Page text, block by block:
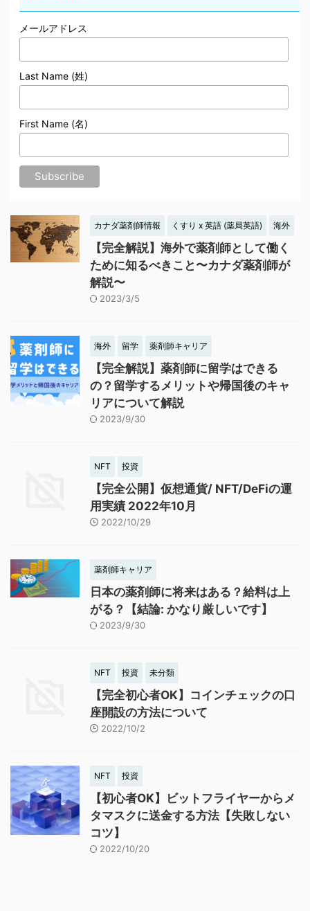
メールアドレス
Last Name (姓)
First Name (名)
カナダ薬剤師情報 くすり x 英語 (薬局英語) 海外
【完全解説】海外で薬剤師として働く
ために知るべきこと〜カナダ薬剤師が
解説〜
2023/3/5
海外 留学 薬剤師キャリア
【完全解説】薬剤師に留学はできる
の？留学するメリットや帰国後のキャ
リアについて解説
2023/9/30
NFT 投資
【完全公開】仮想通貨/ NFT/DeFiの運
用実績 2022年10月
2022/10/29
薬剤師キャリア
日本の薬剤師に将来はある？給料は上
がる？【結論: かなり厳しいです】
2023/9/30
NFT 投資 未分類
【完全初心者OK】コインチェックの口
座開設の方法について
2022/10/2
NFT 投資
【初心者OK】ビットフライヤーからメ
タマスクに送金する方法【失敗しない
コツ】
2022/10/20